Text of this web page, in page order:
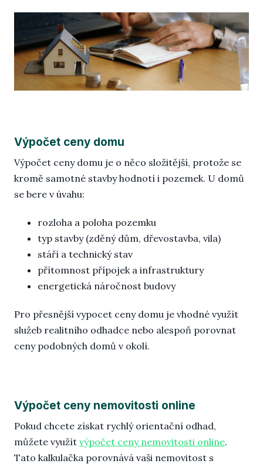
Výpočet ceny domu
Výpočet ceny domu je o něco složitější, protože se
kromě samotné stavby hodnotí i pozemek. U domů
se bere v úvahu:
rozloha a poloha pozemku
typ stavby (zděný dům, dřevostavba, vila)
stáří a technický stav
přítomnost přípojek a infrastruktury
energetická náročnost budovy
Pro přesnější vypocet ceny domu je vhodné využít
služeb realitního odhadce nebo alespoň porovnat
ceny podobných domů v okolí.
Výpočet ceny nemovitosti online
Pokud chcete získat rychlý orientační odhad,
můžete využít výpočet ceny nemovitosti online.
Tato kalkulačka porovnává vaši nemovitost s